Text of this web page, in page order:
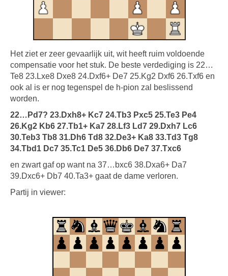
Het ziet er zeer gevaarlijk uit, wit heeft ruim voldoende
compensatie voor het stuk. De beste verdediging is 22…
Te8 23.Lxe8 Dxe8 24.Dxf6+ De7 25.Kg2 Dxf6 26.Txf6 en
ook al is er nog tegenspel de h-pion zal beslissend
worden.
22…Pd7? 23.Dxh8+ Kc7 24.Tb3 Pxc5 25.Te3 Pe4
26.Kg2 Kb6 27.Tb1+ Ka7 28.Lf3 Ld7 29.Dxh7 Lc6
30.Teb3 Tb8 31.Dh6 Td8 32.De3+ Ka8 33.Td3 Tg8
34.Tbd1 Dc7 35.Tc1 De5 36.Db6 De7 37.Txc6
en zwart gaf op want na 37…bxc6 38.Dxa6+ Da7
39.Dxc6+ Db7 40.Ta3+ gaat de dame verloren.
Partij in viewer: